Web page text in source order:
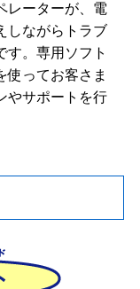
レーターが、電
しながらトラブ
す。専用ソフト
使ってお客さま
やサポートを行